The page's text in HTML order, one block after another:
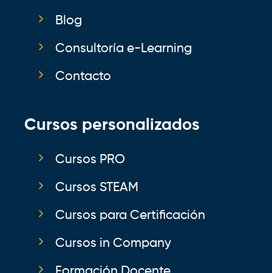
Blog
Consultoría e-Learning
Contacto
Cursos personalizados
Cursos PRO
Cursos STEAM
Cursos para Certificación
Cursos in Company